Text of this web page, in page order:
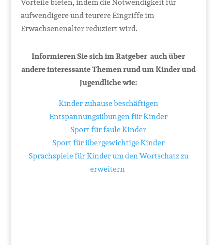
aufwendigere und teurere Eingriffe im
Erwachsenenalter reduziert wird.
Informieren Sie sich im Ratgeber auch über
andere interessante Themen rund um Kinder und
Jugendliche wie:
Kinder zuhause beschäftigen
Entspannungsübungen für Kinder
Sport für faule Kinder
Sport für übergewichtige Kinder
Sprachspiele für Kinder um den Wortschatz zu
erweitern